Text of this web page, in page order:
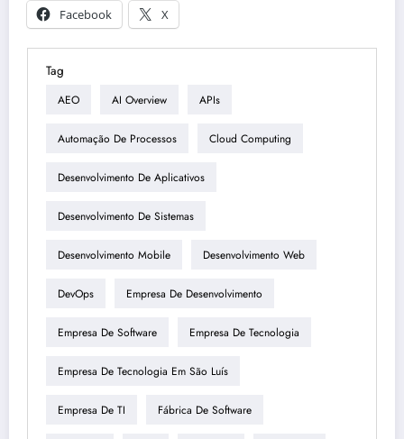
Facebook
X
Tag
AEO AI Overview APIs
Automação De Processos Cloud Computing
Desenvolvimento De Aplicativos
Desenvolvimento De Sistemas
Desenvolvimento Mobile Desenvolvimento Web
DevOps Empresa De Desenvolvimento
Empresa De Software Empresa De Tecnologia
Empresa De Tecnologia Em São Luís
Empresa De TI Fábrica De Software